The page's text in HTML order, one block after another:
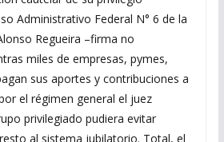
Administrativo Federal N° 6 de la
Regueira –firma no
miles de empresas, pymes,
sus aportes y contribuciones a
el régimen general el juez
privilegiado pudiera evitar
al sistema jubilatorio. Total, el